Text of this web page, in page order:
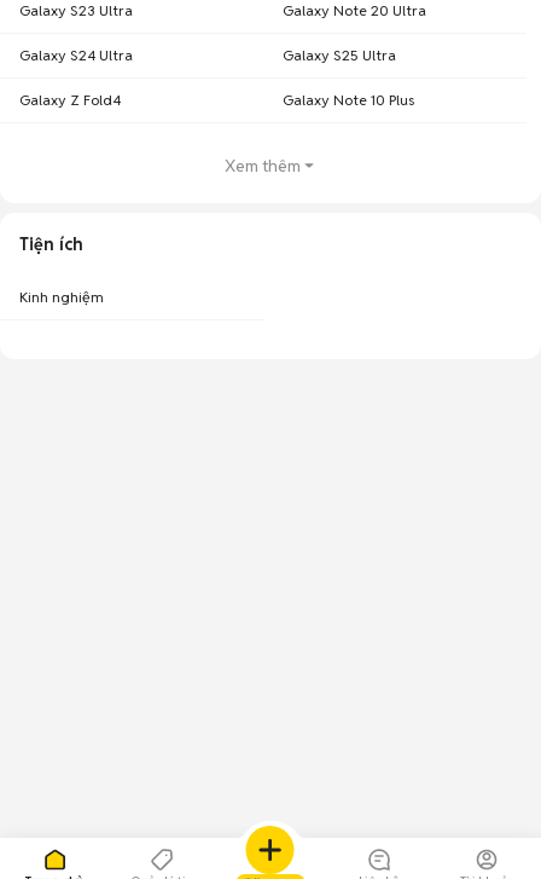
Galaxy S23 Ultra Galaxy Note 20 Ultra
Galaxy S24 Ultra Galaxy S25 Ultra
Galaxy Z Fold4 Galaxy Note 10 Plus
Xem thêm
Tiện ích
Kinh nghiệm